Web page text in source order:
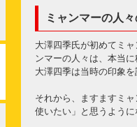
ミャンマーの人
大澤四季氏が初めてミ
ンマーの人々は、本当
大澤四季は当時の印象を
それから、ますますミ
使いたい」と思うように